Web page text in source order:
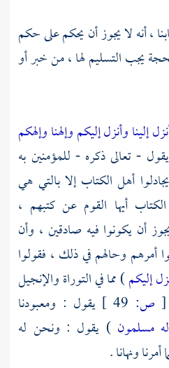
، أنه لا يجوز أن يحكم على حكم
يجب التسليم لها ، من خبر أو
إلينا وأنزل إليكم وإلهنا وإلهكم
- تعالى ذكره - للمؤمنين به
أهل الكتاب إلا بالتي هي
أيها القوم عن كتبهم ،
أن يكونوا فيه صادقين ، وأن
أمرهم وحالهم في ذلك ، فقولوا
إليكم) مما في التوراة والإنجيل
[ ص:
يقول : ومعبودنا
مسلمون) يقول : ونحن له
ونهانا .